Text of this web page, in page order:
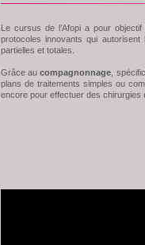
Le cursus de l’Afopi a pour
protocoles innovants qui autorisent
partielles et totales.
Grâce aucompagnonnage ,
plans de traitements simples ou
encore pour effectuer des chirurgies